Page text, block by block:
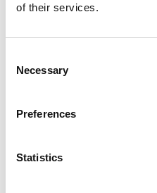
of their services.
Selection
Necessary
Preferences
Statistics
Ofte stilte